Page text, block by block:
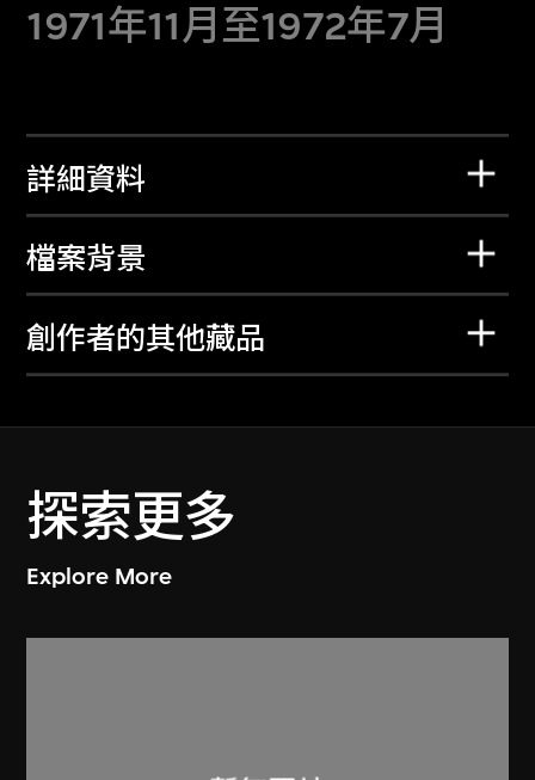
1971年11月至1972年7月
詳細資料
檔案背景
創作者的其他藏品
探索更多
Explore More